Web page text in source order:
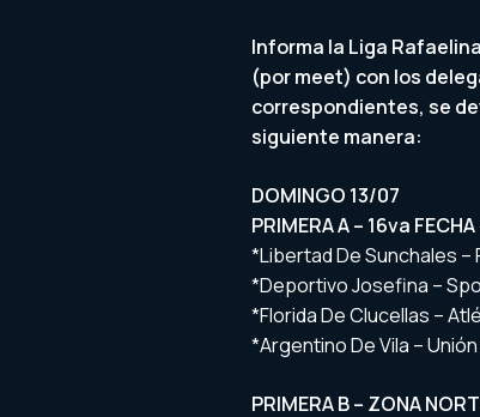
Informa la Liga
(por meet) con los
correspondientes, se
siguiente manera:
DOMINGO 13/07
PRIMERA A – 16va
*Libertad De Sunchales –
*Deportivo Josefina –
*Florida De Clucellas –
*Argentino De Vila –
PRIMERA B – ZONA